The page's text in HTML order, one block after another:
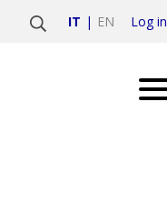
IT EN Log in